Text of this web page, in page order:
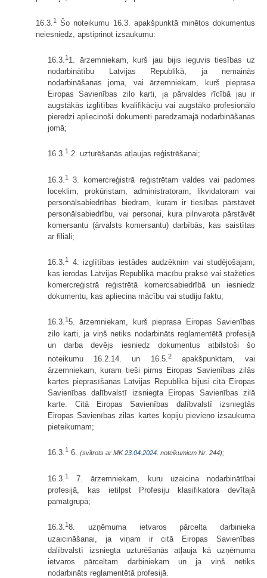
16.3. 1
Šo noteikumu 16.3. apakšpunktā minētos dokumentus
neiesniedz, apstiprinot izsaukumu:
16.3.1 1. ārzemniekam, kurš jau bijis ieguvis tiesības uz
nodarbinātību Latvijas Republikā, ja nemainās
nodarbināšanas joma, vai ārzemniekam, kurš pieprasa
Eiropas Savienības zilo karti, ja pārvaldes rīcībā jau ir
augstākās izglītības kvalifikāciju vai augstāko profesionālo
pieredzi apliecinoši dokumenti paredzamajā nodarbināšanas
jomā;
16.3.1 2. uzturēšanās atļaujas reģistrēšanai;
16.3. 1
3. komercreģistrā reģistrētam valdes vai padomes
loceklim, prokūristam, administratoram, likvidatoram vai
personālsabiedrības biedram, kuram ir tiesības pārstāvēt
personālsabiedrību, vai personai, kura pilnvarota pārstāvēt
komersantu (ārvalsts komersantu) darbībās, kas saistītas
ar filiāli;
16.3.1
4. izglītības iestādes audzēknim vai studējošajam,
kas ierodas Latvijas Republikā mācību praksē vai stažēties
komercreģistrā reģistrētā komercsabiedrībā un iesniedz
dokumentu, kas apliecina mācību vai studiju faktu;
16.3.15. ārzemniekam, kurš pieprasa Eiropas Savienības
zilo karti, ja viņš netiks nodarbināts reglamentētā profesijā
un darba devējs iesniedz dokumentus atbilstoši šo
noteikumu 16.2.14. un 16.5. 2apakšpunktam, vai
ārzemniekam, kuram tieši pirms Eiropas Savienības zilās
kartes pieprasīšanas Latvijas Republikā bijusi citā Eiropas
Savienības dalībvalstī izsniegta Eiropas Savienības zilā
karte. Citā Eiropas Savienības dalībvalstī izsniegtās
Eiropas Savienības zilās kartes kopiju pievieno izsaukuma
pieteikumam;
16.3.1 6. (svītrots ar MK23.04.2024. noteikumiem Nr. 244);
16.3.1
7. ārzemniekam, kuru uzaicina nodarbinātībai
profesijā, kas ietilpst Profesiju klasifikatora devītajā
pamatgrupā;
16.3.18. uzņēmuma ietvaros pārcelta darbinieka
uzaicināšanai, ja viņam ir citā Eiropas Savienības
dalībvalstī izsniegta uzturēšanās atļauja kā uzņēmuma
ietvaros pārceltam darbiniekam un ja viņš netiks
nodarbināts reglamentētā profesijā.